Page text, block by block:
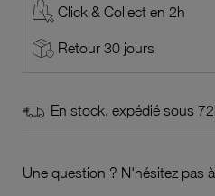
Click & Collect en 2h
Retour 30 jours
En stock, expédié sous
Une question ? N'hésitez pas